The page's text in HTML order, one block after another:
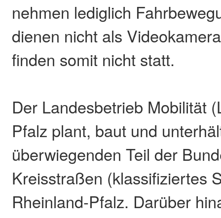
nehmen lediglich
dienen nicht als
finden somit nicht statt.
Der Landesbetrieb Mobilität
Pfalz plant, baut und
überwiegenden Teil der
Kreisstraßen (klassifiziertes
Rheinland-Pfalz. Darüber